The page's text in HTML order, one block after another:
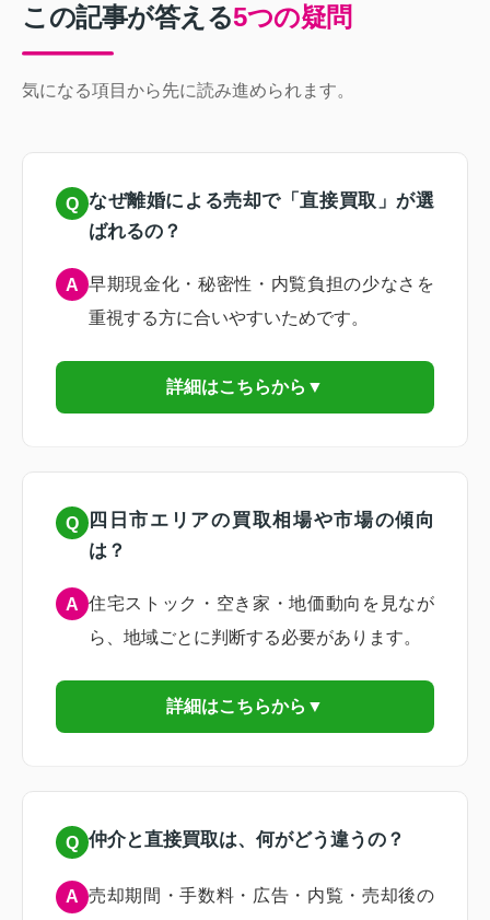
この記事が答える5つの疑問
気になる項目から先に読み進められます。
Q なぜ離婚による売却で「直接買取」が選
ばれるの？
A 早期現金化・秘密性・内覧負担の少なさを
重視する方に合いやすいためです。
詳細はこちらから▼
Q
四日市エリアの買取相場や市場の傾向
は？
A 住宅ストック・空き家・地価動向を見なが
ら、地域ごとに判断する必要があります。
詳細はこちらから▼
Q 仲介と直接買取は、何がどう違うの？
A 売却期間・手数料・広告・内覧・売却後の